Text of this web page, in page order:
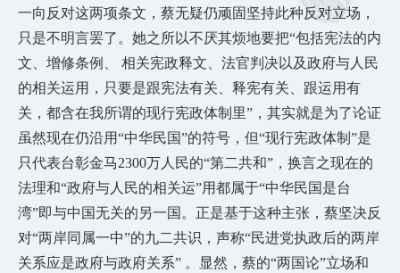
一向反对这两项条文，蔡无疑仍顽固坚持此种反对立场，
只是不明言罢了。她之所以不厌其烦地要把“包括宪法的内
文、增修条例、 相关宪政释文、法官判决以及政府与人民
的相关运用，只要是跟宪法有关、释宪有关、跟运用有
关，都含在我所谓的现行宪政体制里”，其实就是为了论证
虽然现在仍沿用“中华民国”的符号，但“现行宪政体制”是
只代表台彰金马2300万人民的“第二共和”，换言之现在的
法理和“政府与人民的相关运”用都属于“中华民国是台
湾”即与中国无关的另一国。正是基于这种主张，蔡坚决反
对“两岸同属一中”的九二共识，声称“民进党执政后的两岸
关系应是政府与政府关系” 。显然，蔡的“两国论”立场和